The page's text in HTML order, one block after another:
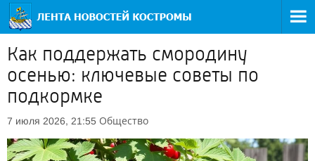
Как поддержать смородину
осенью: ключевые советы по
подкормке
7 июля 2026, 21:55 Общество